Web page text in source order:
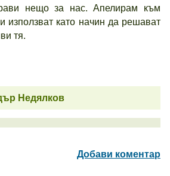
нещо за нас. Апелирам към
използват като начин да решават
тя.
Недялков
Добави коментар